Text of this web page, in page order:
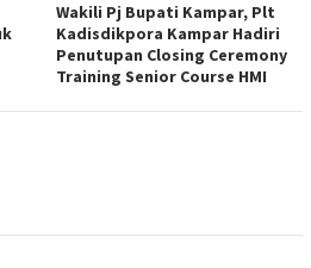
Wakili Pj Bupati Kampar, Plt
Kadisdikpora Kampar Hadiri
Penutupan Closing Ceremony
Training Senior Course HMI